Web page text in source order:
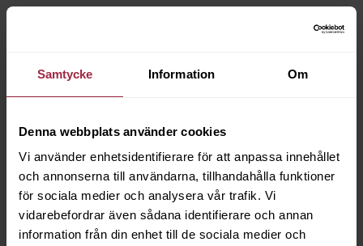
Samtycke Information Om
Denna webbplats använder cookies
Vi använder enhetsidentifierare för att anpassa innehållet
och annonserna till användarna, tillhandahålla funktioner
för sociala medier och analysera vår trafik. Vi
vidarebefordrar även sådana identifierare och annan
information från din enhet till de sociala medier och